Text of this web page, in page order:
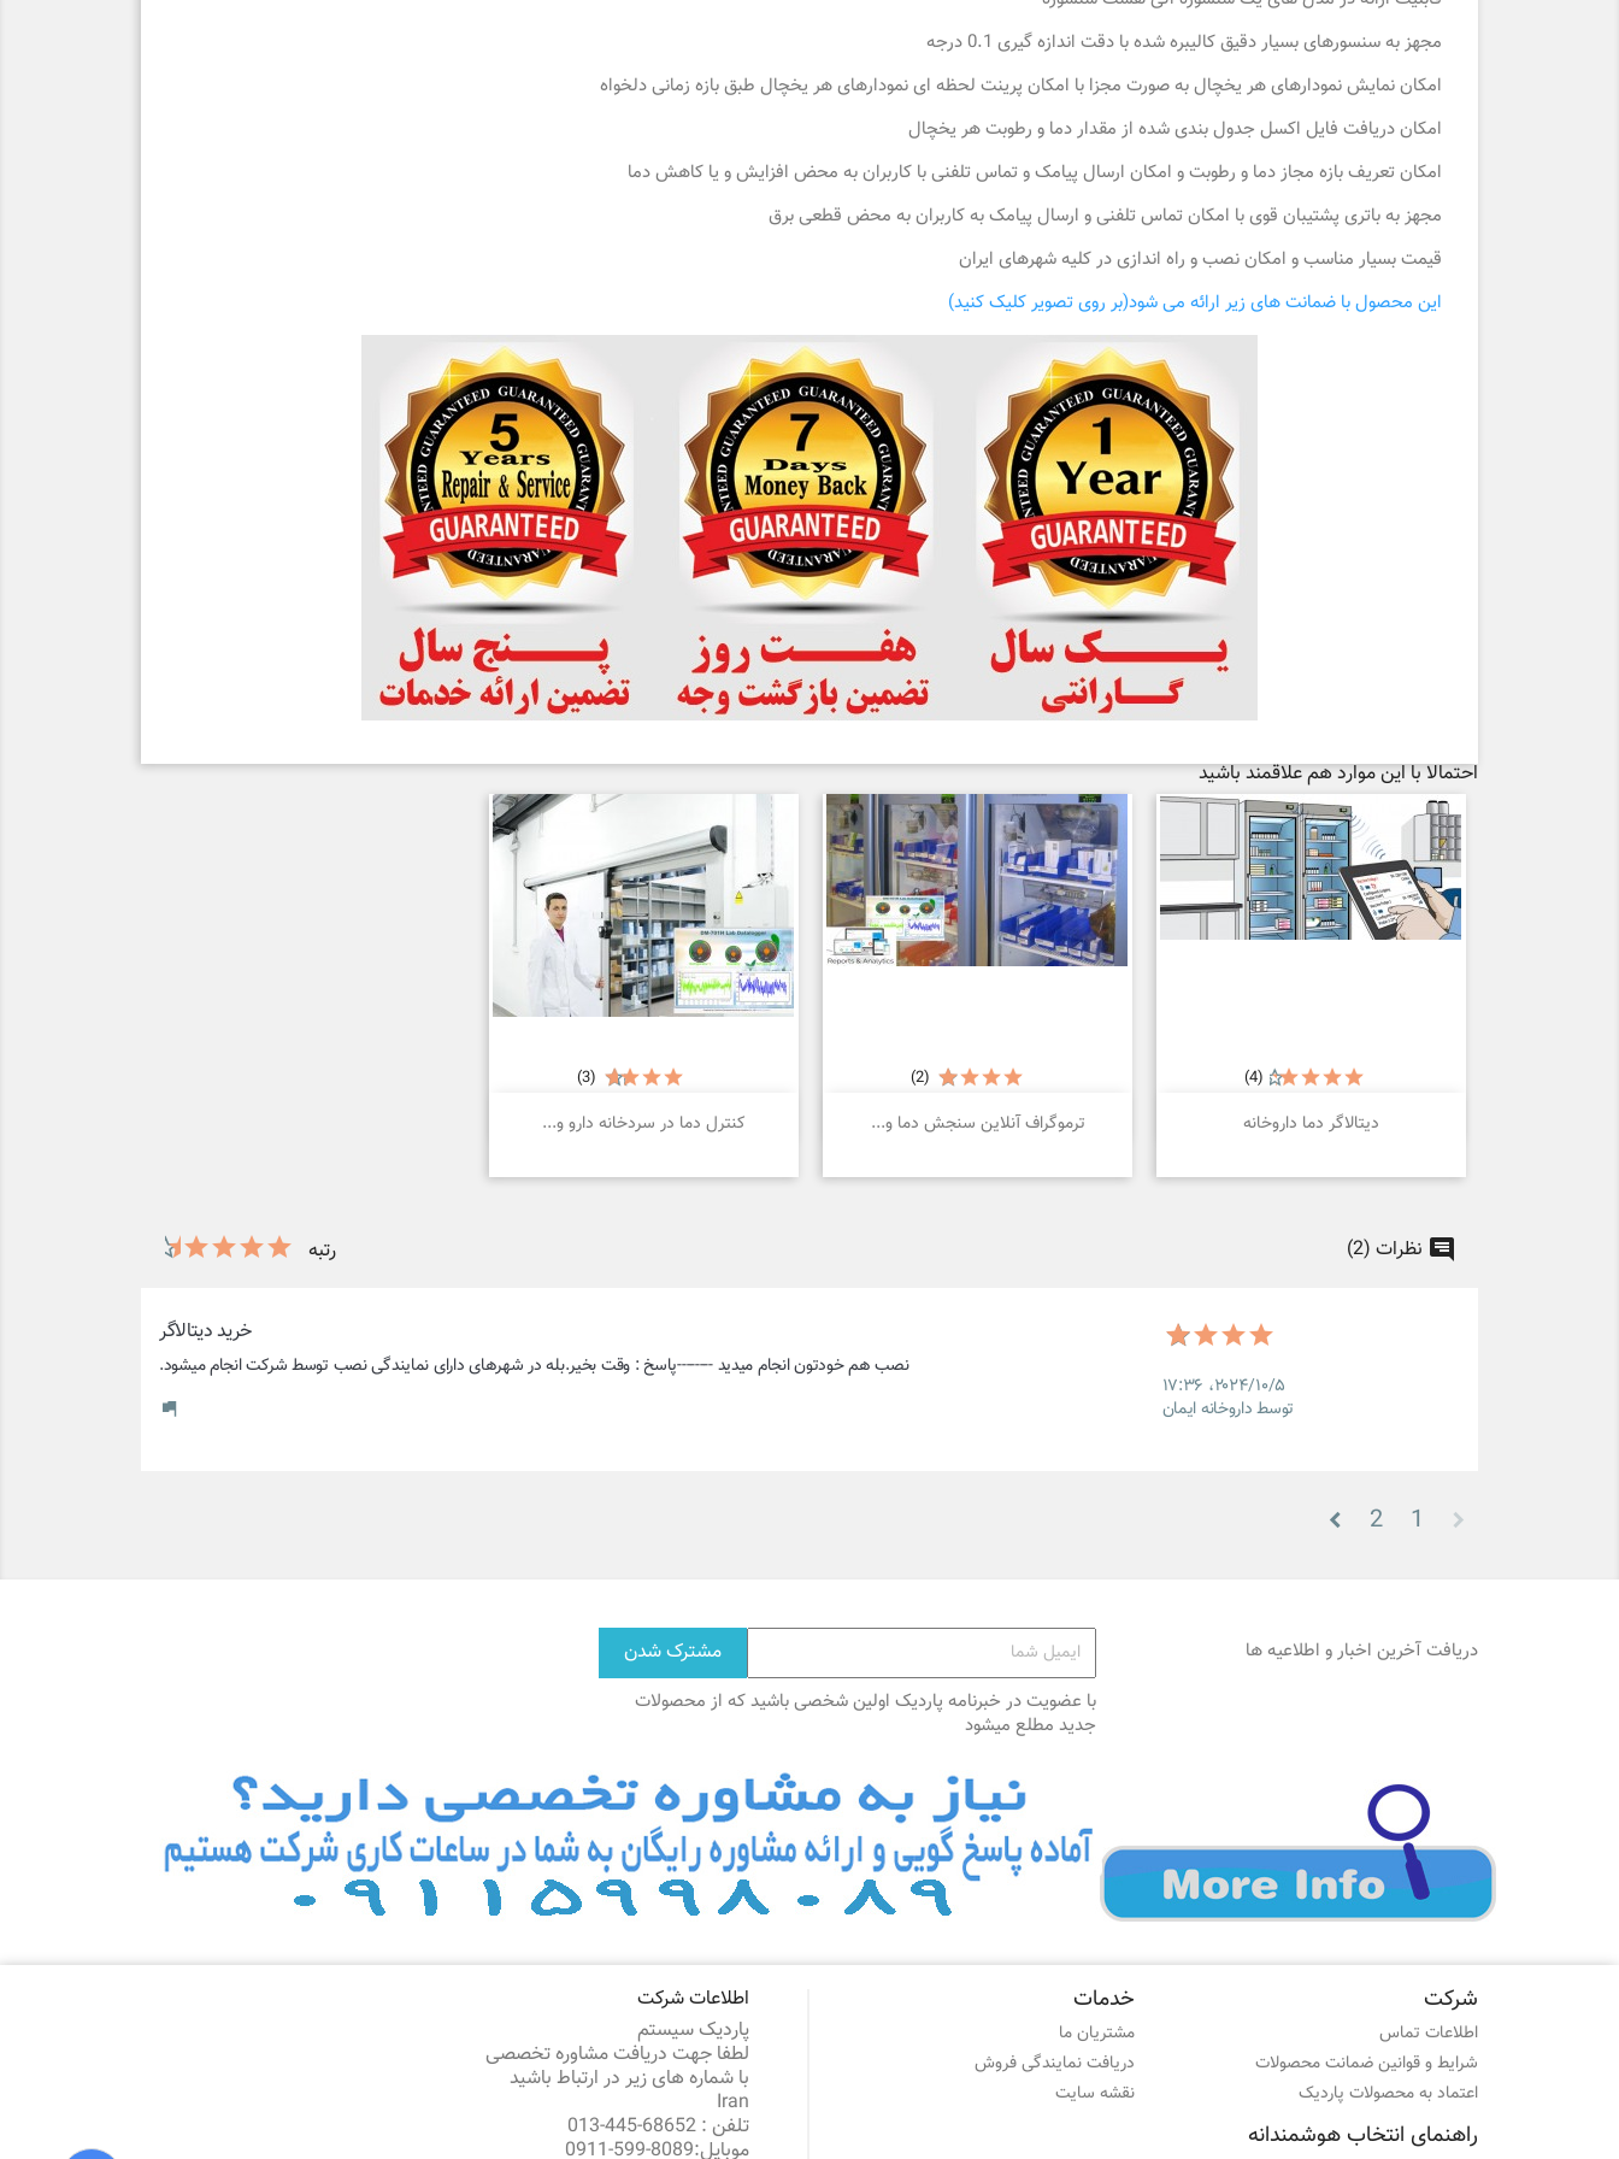
مجهز به سنسورهای بسیار دقیق کالیبره شده با دقت اندازه گیری 0.1 درجه
امکان نمایش نمودارهای هر یخچال به صورت مجزا با امکان پرینت لحظه ای نمودارهای هر یخچال طبق بازه زمانی دلخواه
امکان دریافت فایل اکسل جدول بندی شده از مقدار دما و رطوبت هر یخچال
امکان تعریف بازه مجاز دما و رطوبت و امکان ارسال پیامک و تماس تلفنی با کاربران به محض افزایش و یا کاهش دما
مجهز به باتری پشتیبان قوی با امکان تماس تلفنی و ارسال پیامک به کاربران به محض قطعی برق
قیمت بسیار مناسب و امکان نصب و راه اندازی در کلیه شهرهای ایران
این محصول با ضمانت های زیر ارائه می شود(بر روی تصویر کلیک کنید)
احتمالا با این موارد هم علاقمند باشید
دیتالاگر دما داروخانه
(4)
نمایش سریع ترموگراف آنلاین سنجش دما و...
(2)
نمایش سریع کنترل دما در سردخانه دارو و...
(3)
 نمایش سریع
نظرات (2) رتبه
۲۰۲۴/۱۰/۵،‏ ۱۷:۳۶
توسط داروخانه ایمان
خرید دیتالاگر
نصب هم خودتون انجام میدید --------پاسخ : وقت بخیر.بله در شهرهای دارای نمایندگی نصب توسط شرکت انجام میشود.
1
2
دریافت آخرین اخبار و اطلاعیه ها
با عضویت در خبرنامه پاردیک اولین شخصی باشید که از محصولات
جدید مطلع میشود
شرکت
اطلاعات تماس
شرایط و قوانین ضمانت محصولات
اعتماد به محصولات پاردیک
خدمات
مشتریان ما
دریافت نمایندگی فروش
نقشه سایت
راهنمای انتخاب هوشمندانه
اطلاعات شرکت
پاردیک سیستم
لطفا جهت دریافت مشاوره تخصصی
با شماره های زیر در ارتباط باشید
Iran
تلفن : 68652-445-013
موبایل:8089-599-0911